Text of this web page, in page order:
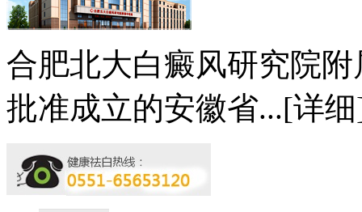
合肥北大白癜风研究院
批准成立的安徽省...[详